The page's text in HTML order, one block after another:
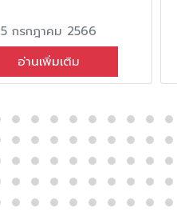
5 กรกฎาคม 2566
อ่านเพิ่มเติม